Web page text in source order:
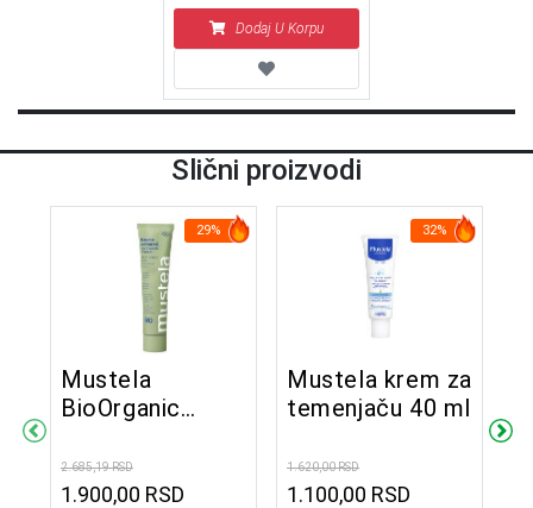
Dodaj U Korpu
Slični proizvodi
29%
Mustela
BioOrganic
balzam 75 ml
2.685,19 RSD
1.900,00 RSD
32%
Mustela krem za
temenjaču 40 ml
1.620,00 RSD
1.100,00 RSD